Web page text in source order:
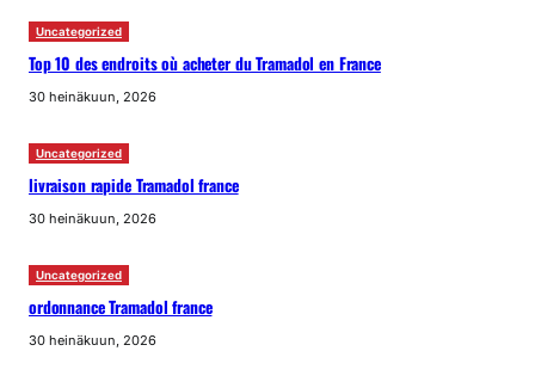
Uncategorized
Top 10 des endroits où acheter du Tramadol en France
30 heinäkuun, 2026
Uncategorized
livraison rapide Tramadol france
30 heinäkuun, 2026
Uncategorized
ordonnance Tramadol france
30 heinäkuun, 2026